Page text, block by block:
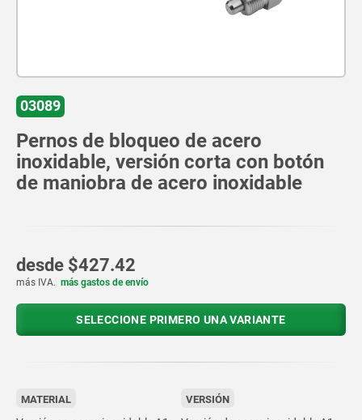
03089
Pernos de bloqueo de acero
inoxidable, versión corta con botón
de maniobra de acero inoxidable
desde $427.42
más IVA. más gastos de envío
SELECCIONE PRIMERO UNA VARIANTE
MATERIAL VERSIÓN